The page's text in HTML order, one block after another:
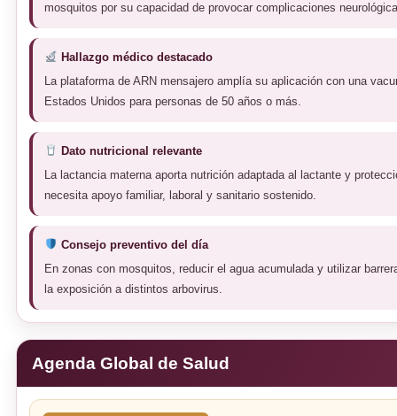
mosquitos por su capacidad de provocar complicaciones
Hallazgo médico destacado
La plataforma de ARN mensajero amplía su aplicación con una
Estados Unidos para personas de 50 años o más.
Dato nutricional relevante
La lactancia materna aporta nutrición adaptada al lactante y
necesita apoyo familiar, laboral y sanitario sostenido.
Consejo preventivo del día
En zonas con mosquitos, reducir el agua acumulada y utilizar
la exposición a distintos arbovirus.
Agenda Global de Salud